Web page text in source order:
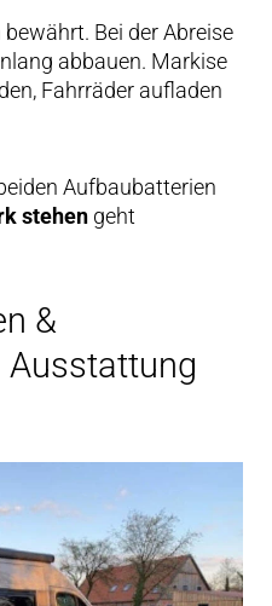
Bei der Abreise
abbauen. Markise
Fahrräder aufladen
Aufbaubatterien
stehen geht
&
Ausstattung